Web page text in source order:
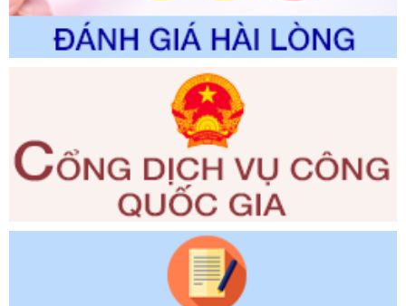
Số kí hiệu:2300/QĐ-UBND
Tên: V/v công bố danh mục thủ tục hành chính được sửa
đổi, bổ sung và phê duyệt quy trình nội bộ, quy trình điện tử
giải quyết thủ tục hành chính trong lĩnh vực Luật sư thuộc
phạm vi chức năng quản lý của Sở Tư pháp
Ngày ban hành: 01/06/2026
Số kí hiệu:
351/2025/NĐ-CP
Tên: Nghị định số 351/2025/NĐ-CP của Chính phủ: Quy
định chuẩn nghèo đa chiều quốc gia giai đoạn 2026 - 2030
Ngày ban hành: 29/12/2026
Số kí hiệu:3014/QĐ-UBND
Tên: Quyết định về việc công bố danh mục thủ tục hành
chính ban hành mới, sửa đổi bổ sung trong lĩnh vực hỗ trợ
đầu tư, lĩnh vực đấu thầu lựa chọn nhà thầu thuộc thẩm